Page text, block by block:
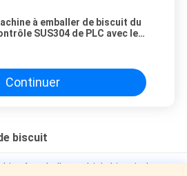
à emballer de biscuit du
SUS304 de PLC avec le
Continuer
biscuit
à emballer multi de biscuit du